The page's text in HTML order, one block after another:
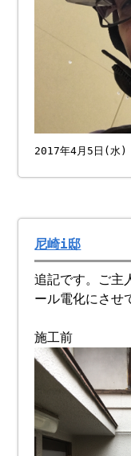
2017年4月5日(水)
尼崎i邸
追記です。ご主
ール電化にさせ
施工前